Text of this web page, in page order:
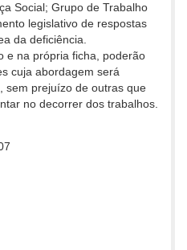
Social; Grupo de Trabalho
legislativo de respostas
da deficiência.
e na própria ficha, poderão
cuja abordagem será
sem prejuízo de outras que
no decorrer dos trabalhos.